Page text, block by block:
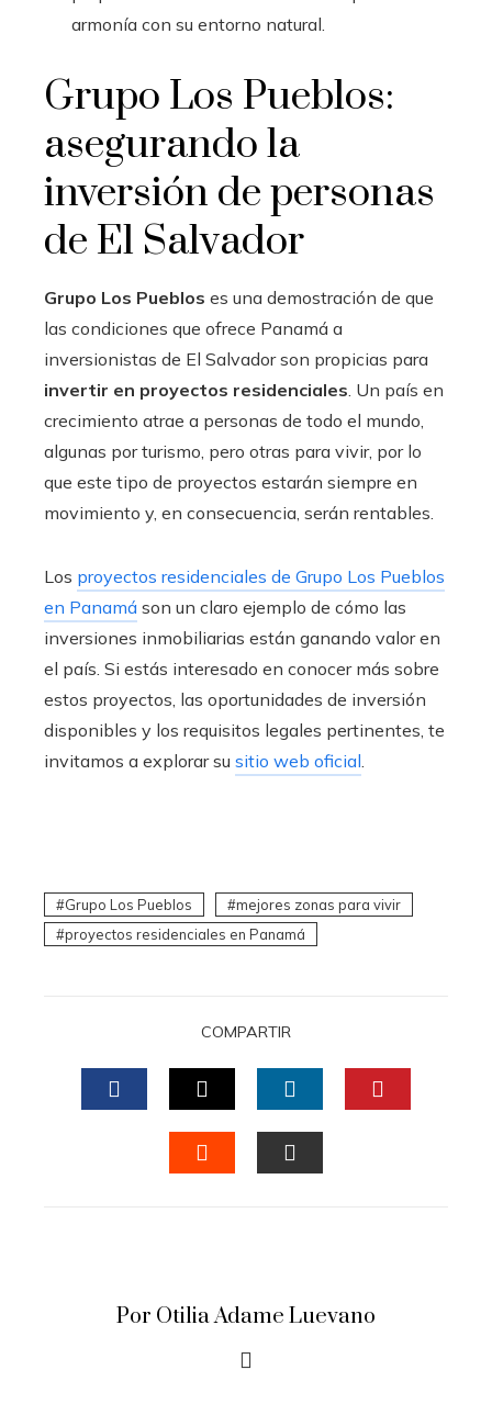
armonía con su entorno natural.
Grupo Los Pueblos:
asegurando la
inversión de personas
de El Salvador
Grupo Los Pueblos es una demostración de que
las condiciones que ofrece Panamá a
inversionistas de El Salvador son propicias para
invertir en proyectos residenciales. Un país en
crecimiento atrae a personas de todo el mundo,
algunas por turismo, pero otras para vivir, por lo
que este tipo de proyectos estarán siempre en
movimiento y, en consecuencia, serán rentables.
Los proyectos residenciales de Grupo Los Pueblos
en Panamá son un claro ejemplo de cómo las
inversiones inmobiliarias están ganando valor en
el país. Si estás interesado en conocer más sobre
estos proyectos, las oportunidades de inversión
disponibles y los requisitos legales pertinentes, te
invitamos a explorar su sitio web oficial.
Grupo Los Pueblos
mejores zonas para vivir
proyectos residenciales en Panamá
COMPARTIR
FACEBOOKTWITTERLINKEDIN
Por Otilia Adame Luevano